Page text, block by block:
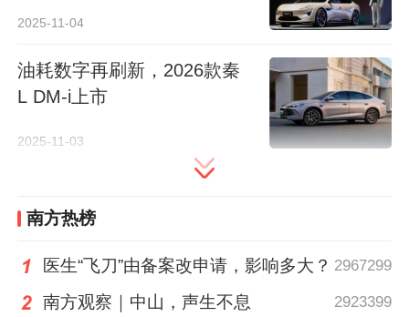
随取随放。
2025-11-04
油耗数字再刷新，2026款秦
L DM-i上市
2025-11-03
南方热榜
医生“飞刀”由备案改申请，影响多大？ 2967299
南方观察｜中山，声生不息 2923399